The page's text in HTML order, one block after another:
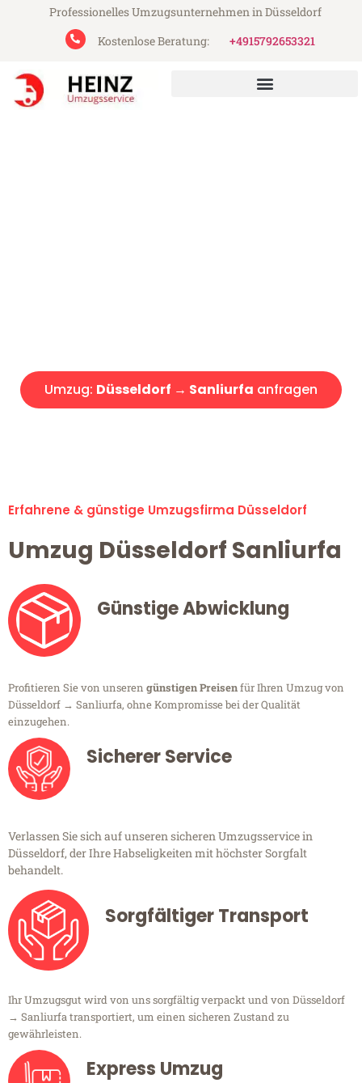
Professionelles Umzugsunternehmen in Düsseldorf
Kostenlose Beratung:
+4915792653321
Umzug: Düsseldorf → Sanliurfa anfragen
Erfahrene & günstige Umzugsfirma Düsseldorf
Umzug Düsseldorf Sanliurfa
Günstige Abwicklung
Profitieren Sie von unseren günstigen Preisenfür Ihren Umzug von
Düsseldorf → Sanliurfa, ohne Kompromisse bei der Qualität
einzugehen.
Sicherer Service
Verlassen Sie sich auf unseren sicheren Umzugsservice in
Düsseldorf, der Ihre Habseligkeiten mit höchster Sorgfalt
behandelt.
Sorgfältiger Transport
Ihr Umzugsgut wird von uns sorgfältig verpackt und von Düsseldorf
→ Sanliurfa transportiert, um einen sicheren Zustand zu
gewährleisten.
Express Umzug